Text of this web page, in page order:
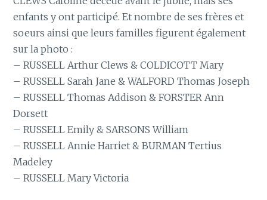
enfants y ont participé. Et nombre de ses frères et
soeurs ainsi que leurs familles figurent également
sur la photo :
– RUSSELL Arthur Clews & COLDICOTT Mary
– RUSSELL Sarah Jane & WALFORD Thomas Joseph
– RUSSELL Thomas Addison & FORSTER Ann
Dorsett
– RUSSELL Emily & SARSONS William
– RUSSELL Annie Harriet & BURMAN Tertius
Madeley
– RUSSELL Mary Victoria